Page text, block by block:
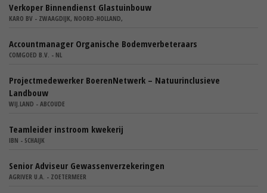
Verkoper Binnendienst Glastuinbouw
KARO BV - ZWAAGDIJK, NOORD-HOLLAND,
Accountmanager Organische Bodemverbeteraars
COMGOED B.V. - NL
Projectmedewerker BoerenNetwerk – Natuurinclusieve
Landbouw
WIJ.LAND - ABCOUDE
Teamleider instroom kwekerij
IBN - SCHAIJK
Senior Adviseur Gewassenverzekeringen
AGRIVER U.A. - ZOETERMEER